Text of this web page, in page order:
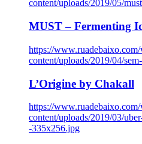
content/uploads/2019/05/
MUST – Fermenting
https://
content/uploads/2019/04/
L’Origine by Chakall
https://
content/uploads/2019/03/
-335x256.jpg